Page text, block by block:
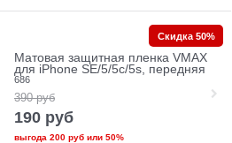
Матовая защитная пленка VMAX
для iPhone SE/5/5c/5s, передняя
686
390 руб
190 руб
выгода 200 рубили 50%
Скидка 50%